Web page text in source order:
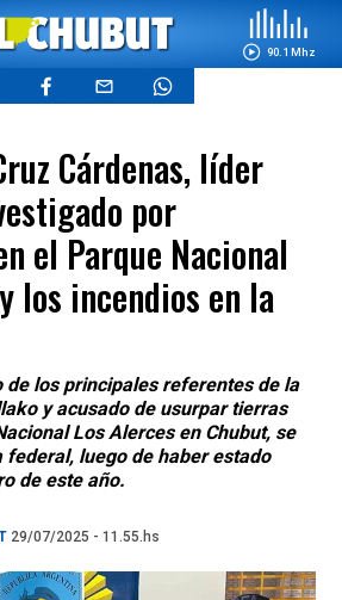
90.1 Mhz
Cárdenas, líder
por
el Parque Nacional
los incendios en la
de los principales referentes de la
y acusado de usurpar tierras
Los Alerces en Chubut, se
federal, luego de haber estado
de este año.
29/07/2025 - 11.55.hs